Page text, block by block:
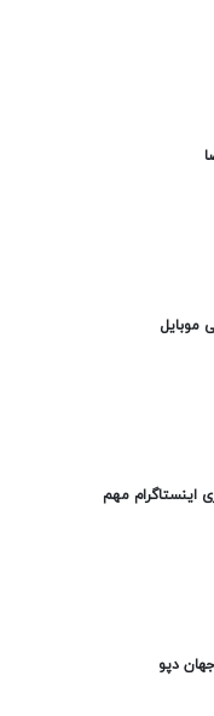
اینستاگرام مهم
دپو